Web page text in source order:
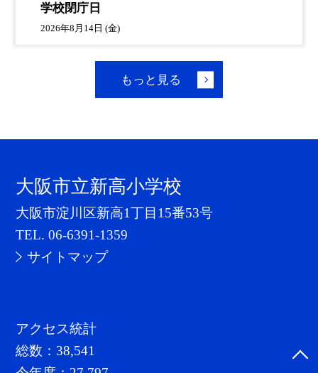
学校閉庁日
2026年8月14日 (金)
もっと見る
大阪市立新高小学校
大阪市淀川区新高1丁目15番53号
TEL.06-6391-1359
サイトマップ
アクセス統計
総数： 38,541